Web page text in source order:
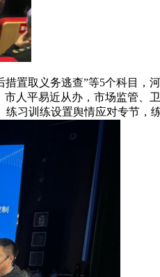
置取义务逃查”等5个科目，
人平易近从办，市场监管、
习训练设置舆情应对专节，